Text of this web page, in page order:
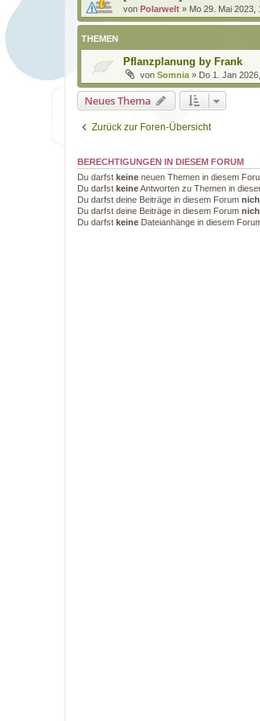
von Polarwelt » Mo 29. Mai 2023,
THEMEN
Pflanzplanung by Frank
von Somnia » Do 1. Jan
Neues Thema
Zurück zur Foren-Übersicht
BERECHTIGUNGEN IN DIESEM FORUM
Du darfst keine neuen Themen in diesem
Du darfst keineAntworten zu Themen in
Du darfst deine Beiträge in diesem Forum
Du darfst deine Beiträge in diesem Forum
Du darfst keine Dateianhänge in diesem